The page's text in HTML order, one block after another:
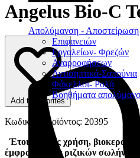
Απολύμανση - Αποστείρωση
Επιφανειών
Εργαλείων- Φρεζών
Αναρροφήσεων
Αντισηπτικά-Σαπούνια
Φάκελλοι- Ρολά
Βοηθήματα
Angelus Bio-C
Add to favorites
Κωδικός Προϊόντος: 20395
Έτοιμο προς χρήση,
έμφραξης των ριζικών σωλήνων